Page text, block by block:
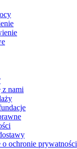
z nami
o ochronie prywatności